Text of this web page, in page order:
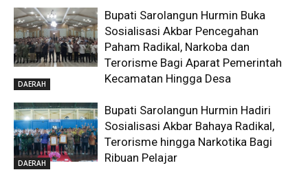
DAERAH
Bupati Sarolangun Hurmin Buka
Sosialisasi Akbar Pencegahan
Paham Radikal, Narkoba dan
Terorisme Bagi Aparat Pemerintah
Kecamatan Hingga Desa
DAERAH
Bupati Sarolangun Hurmin Hadiri
Sosialisasi Akbar Bahaya Radikal,
Terorisme hingga Narkotika Bagi
Ribuan Pelajar